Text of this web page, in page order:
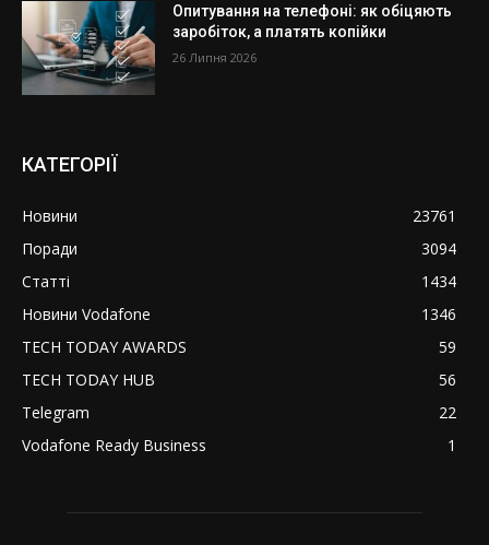
Опитування на телефоні: як обіцяють
заробіток, а платять копійки
26 Липня 2026
КАТЕГОРІЇ
Новини
23761
Поради
3094
Статті
1434
Новини Vodafone
1346
TECH TODAY AWARDS
59
TECH TODAY HUB
56
Telegram
22
Vodafone Ready Business
1